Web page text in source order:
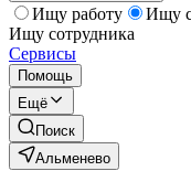
Ищу работу
Ищу
Ищу сотрудника
Сервисы
Помощь
Ещё
Поиск
Альменево